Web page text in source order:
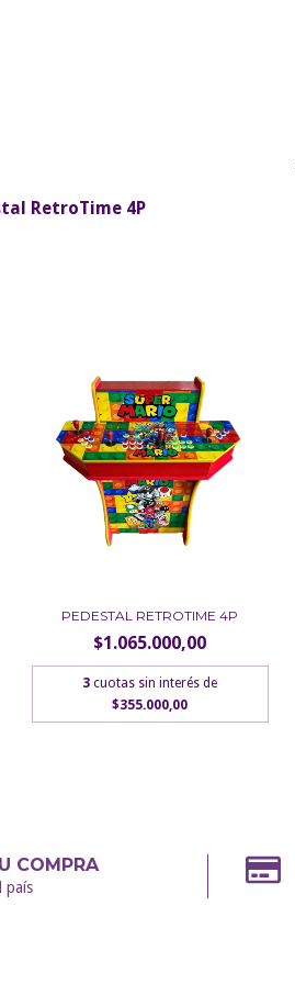
RetroTime 4P
PEDESTAL RETROTIME 4P
$1.065.000,00
3 cuotas sin interés de
$355.000,00
COMPRA
país